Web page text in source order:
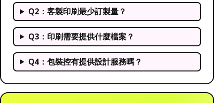
Q2：客製印刷最少訂製量？
Q3：印刷需要提供什麼檔案？
Q4：包裝控有提供設計服務嗎？